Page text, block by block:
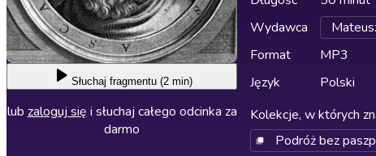
Słuchaj fragmentu (2 min)
lub zaloguj się i słuchaj całego odcinka za
darmo
Wydawca
Format
MP3
Język
Polski
Kolekcje, w których
Podróż bez